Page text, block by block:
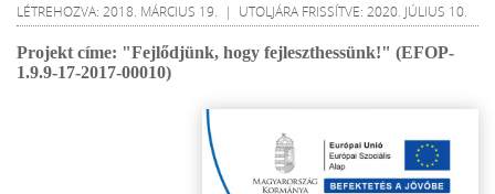
LÉTREHOZVA: 2018. MÁRCIUS 19. | UTOLJÁRA FRISSÍTVE: 2020. JÚLIUS 10.
Projekt címe: "Fejlődjünk, hogy fejleszthessünk!" (EFOP-
1.9.9-17-2017-00010)